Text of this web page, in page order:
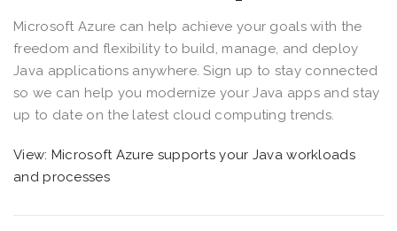
Microsoft Azure can help achieve your goals with the
freedom and flexibility to build, manage, and deploy
Java applications anywhere. Sign up to stay connected
so we can help you modernize your Java apps and stay
up to date on the latest cloud computing trends.
View: Microsoft Azure supports your Java workloads
and processes